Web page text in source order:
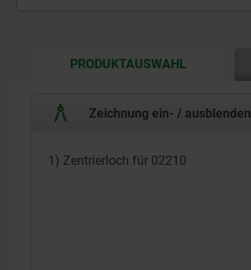
PRODUKTAUSWAHL
Zeichnung ein- / ausblenden
1) Zentrierloch für 02210